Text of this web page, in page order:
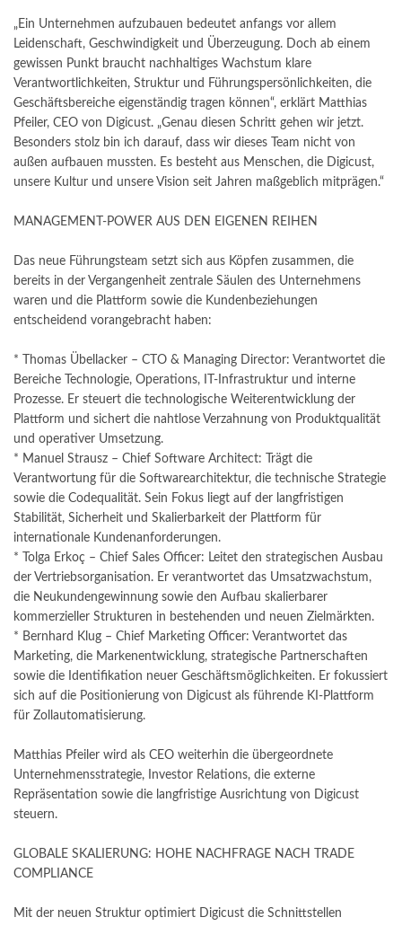
„Ein Unternehmen aufzubauen bedeutet anfangs vor allem
Leidenschaft, Geschwindigkeit und Überzeugung. Doch ab einem
gewissen Punkt braucht nachhaltiges Wachstum klare
Verantwortlichkeiten, Struktur und Führungspersönlichkeiten, die
Geschäftsbereiche eigenständig tragen können“, erklärt Matthias
Pfeiler, CEO von Digicust. „Genau diesen Schritt gehen wir jetzt.
Besonders stolz bin ich darauf, dass wir dieses Team nicht von
außen aufbauen mussten. Es besteht aus Menschen, die Digicust,
unsere Kultur und unsere Vision seit Jahren maßgeblich mitprägen.“
MANAGEMENT-POWER AUS DEN EIGENEN REIHEN
Das neue Führungsteam setzt sich aus Köpfen zusammen, die
bereits in der Vergangenheit zentrale Säulen des Unternehmens
waren und die Plattform sowie die Kundenbeziehungen
entscheidend vorangebracht haben:
* Thomas Übellacker – CTO & Managing Director: Verantwortet die
Bereiche Technologie, Operations, IT-Infrastruktur und interne
Prozesse. Er steuert die technologische Weiterentwicklung der
Plattform und sichert die nahtlose Verzahnung von Produktqualität
und operativer Umsetzung.
* Manuel Strausz – Chief Software Architect: Trägt die
Verantwortung für die Softwarearchitektur, die technische Strategie
sowie die Codequalität. Sein Fokus liegt auf der langfristigen
Stabilität, Sicherheit und Skalierbarkeit der Plattform für
internationale Kundenanforderungen.
* Tolga Erkoç – Chief Sales Officer: Leitet den strategischen Ausbau
der Vertriebsorganisation. Er verantwortet das Umsatzwachstum,
die Neukundengewinnung sowie den Aufbau skalierbarer
kommerzieller Strukturen in bestehenden und neuen Zielmärkten.
* Bernhard Klug – Chief Marketing Officer: Verantwortet das
Marketing, die Markenentwicklung, strategische Partnerschaften
sowie die Identifikation neuer Geschäftsmöglichkeiten. Er fokussiert
sich auf die Positionierung von Digicust als führende KI-Plattform
für Zollautomatisierung.
Matthias Pfeiler wird als CEO weiterhin die übergeordnete
Unternehmensstrategie, Investor Relations, die externe
Repräsentation sowie die langfristige Ausrichtung von Digicust
steuern.
GLOBALE SKALIERUNG: HOHE NACHFRAGE NACH TRADE
COMPLIANCE
Mit der neuen Struktur optimiert Digicust die Schnittstellen